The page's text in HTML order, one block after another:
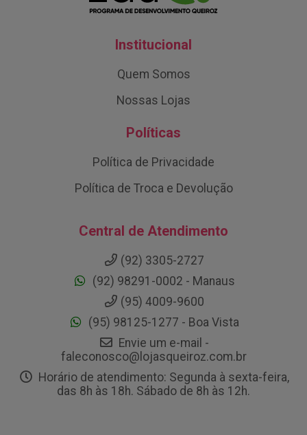
Institucional
Quem Somos
Nossas Lojas
Políticas
Política de Privacidade
Política de Troca e Devolução
Central de Atendimento
(92) 3305-2727
(92) 98291-0002 - Manaus
(95) 4009-9600
(95) 98125-1277 - Boa Vista
Envie um e-mail -
faleconosco@lojasqueiroz.com.br
Horário de atendimento: Segunda à sexta-feira,
das 8h às 18h. Sábado de 8h às 12h.